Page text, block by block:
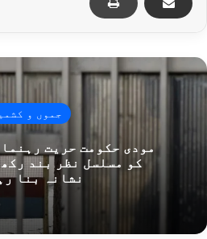
جموں و
مودی حکومت حریت
کو مسلسل نظر بند
نشانہ بنا